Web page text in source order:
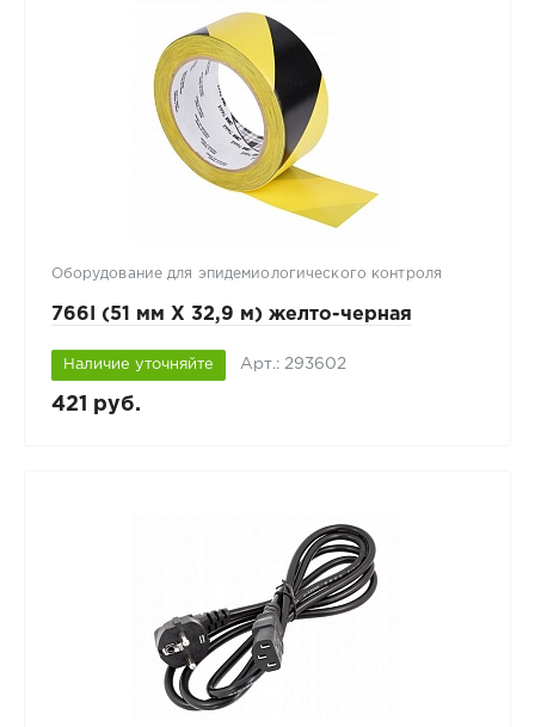
Оборудование для эпидемиологического контроля
766I (51 мм Х 32,9 м) желто-черная
Наличие уточняйте Арт.: 293602
421 руб.